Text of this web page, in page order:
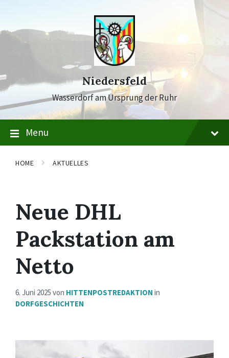
navigation
Niedersfeld
Wasserdorf am Ursprung der Ruhr
Menu
HOME AKTUELLES
Neue DHL
Packstation am
Netto
6. Juni 2025 von HITTENPOSTREDAKTION in
DORFGESCHICHTEN